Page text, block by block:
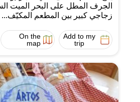
الجرف المطل على البحر الميت
زجاجي كبير بين المطعم المكيّف...
Add to my
trip
On the
map